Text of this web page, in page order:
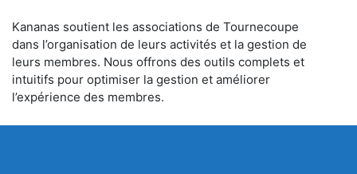
Kananas soutient les associations de Tournecoupe
dans l’organisation de leurs activités et la gestion de
leurs membres. Nous offrons des outils complets et
intuitifs pour optimiser la gestion et améliorer
l’expérience des membres.